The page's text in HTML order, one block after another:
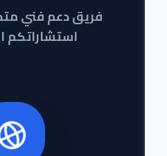
فريق دعم فني
استشاراتكم